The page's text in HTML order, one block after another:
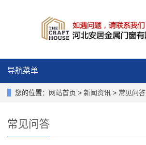
导航菜单
您的位置： 网站首页 > 新闻资讯 > 常见问答
常见问答